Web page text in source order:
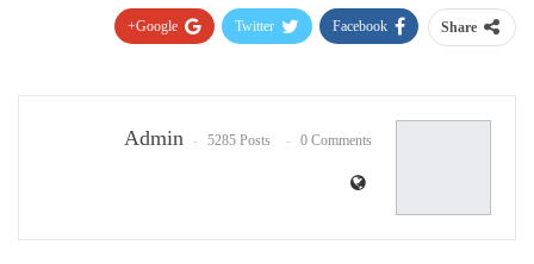
Share
Facebook
Twitter
Google+
Admin 5285 Posts 0 Comments